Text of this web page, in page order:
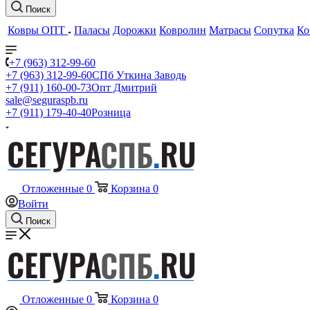
Поиск
Ковры ОПТ Паласы Дорожки Ковролин Матрасы Сопутка
+7 (963) 312-99-60
+7 (963) 312-99-60СПб Уткина Заводь
+7 (911) 160-00-73Опт Дмитрий
sale@seguraspb.ru
+7 (911) 179-40-40Розница
Отложенные 0 Корзина 0
Войти
Поиск
Отложенные 0 Корзина 0